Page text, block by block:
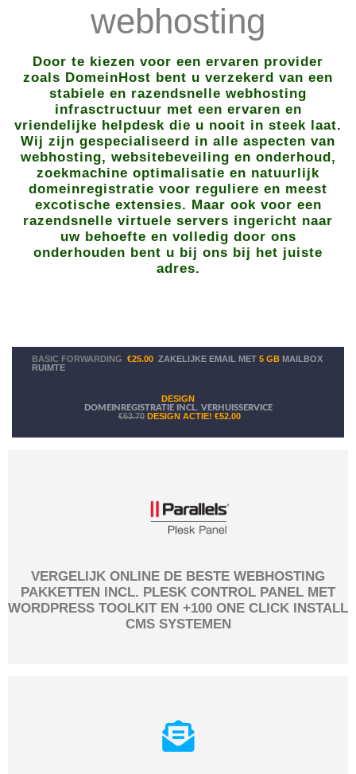
webhosting
Door te kiezen voor een ervaren provider
zoals DomeinHost bent u verzekerd van een
stabiele en razendsnelle webhosting
infrasctructuur met een ervaren en
vriendelijke helpdesk die u nooit in steek laat.
Wij zijn gespecialiseerd in alle aspecten van
webhosting, websitebeveiling en onderhoud,
zoekmachine optimalisatie en natuurlijk
domeinregistratie voor reguliere en meest
excotische extensies. Maar ook voor een
razendsnelle virtuele servers ingericht naar
uw behoefte en volledig door ons
onderhouden bent u bij ons bij het juiste
adres.
BASIC FORWARDING €25.00 ZAKELIJKE EMAIL MET 5 GB MAILBOX
RUIMTE
DESIGN
DOMEINREGISTRATIE INCL. VERHUISSERVICE
€63.70 DESIGN ACTIE! €52.00
VERGELIJK ONLINE DE BESTE WEBHOSTING
PAKKETTEN INCL. PLESK CONTROL PANEL MET
WORDPRESS TOOLKIT EN +100 ONE CLICK INSTALL
CMS SYSTEMEN